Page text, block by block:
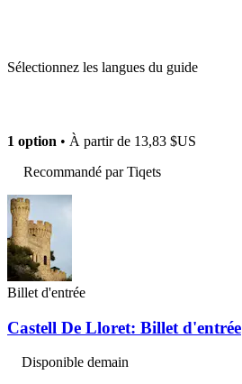
Sélectionnez les langues du guide
1 option • À partir de 13,83 $US
Recommandé par Tiqets
Billet d'entrée
Castell De Lloret: Billet d'entrée
Disponible demain